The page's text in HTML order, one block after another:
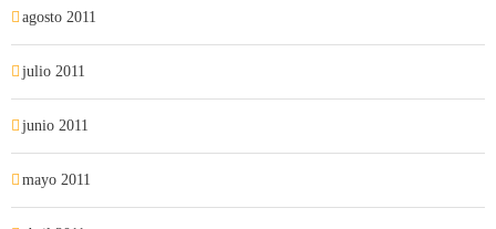
agosto 2011
julio 2011
junio 2011
mayo 2011